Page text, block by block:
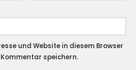
und Website in diesem Browser
speichern.